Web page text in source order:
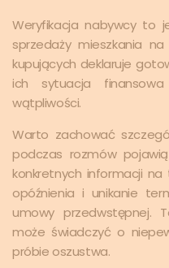
Weryfikacja nabywcy to
sprzedaży mieszkania
kupujących deklaruje
ich sytuacja
wątpliwości.
Warto zachować
podczas rozmów
konkretnych informacji
opóźnienia i unikanie
umowy przedwstępnej.
może świadczyć o
próbie oszustwa.